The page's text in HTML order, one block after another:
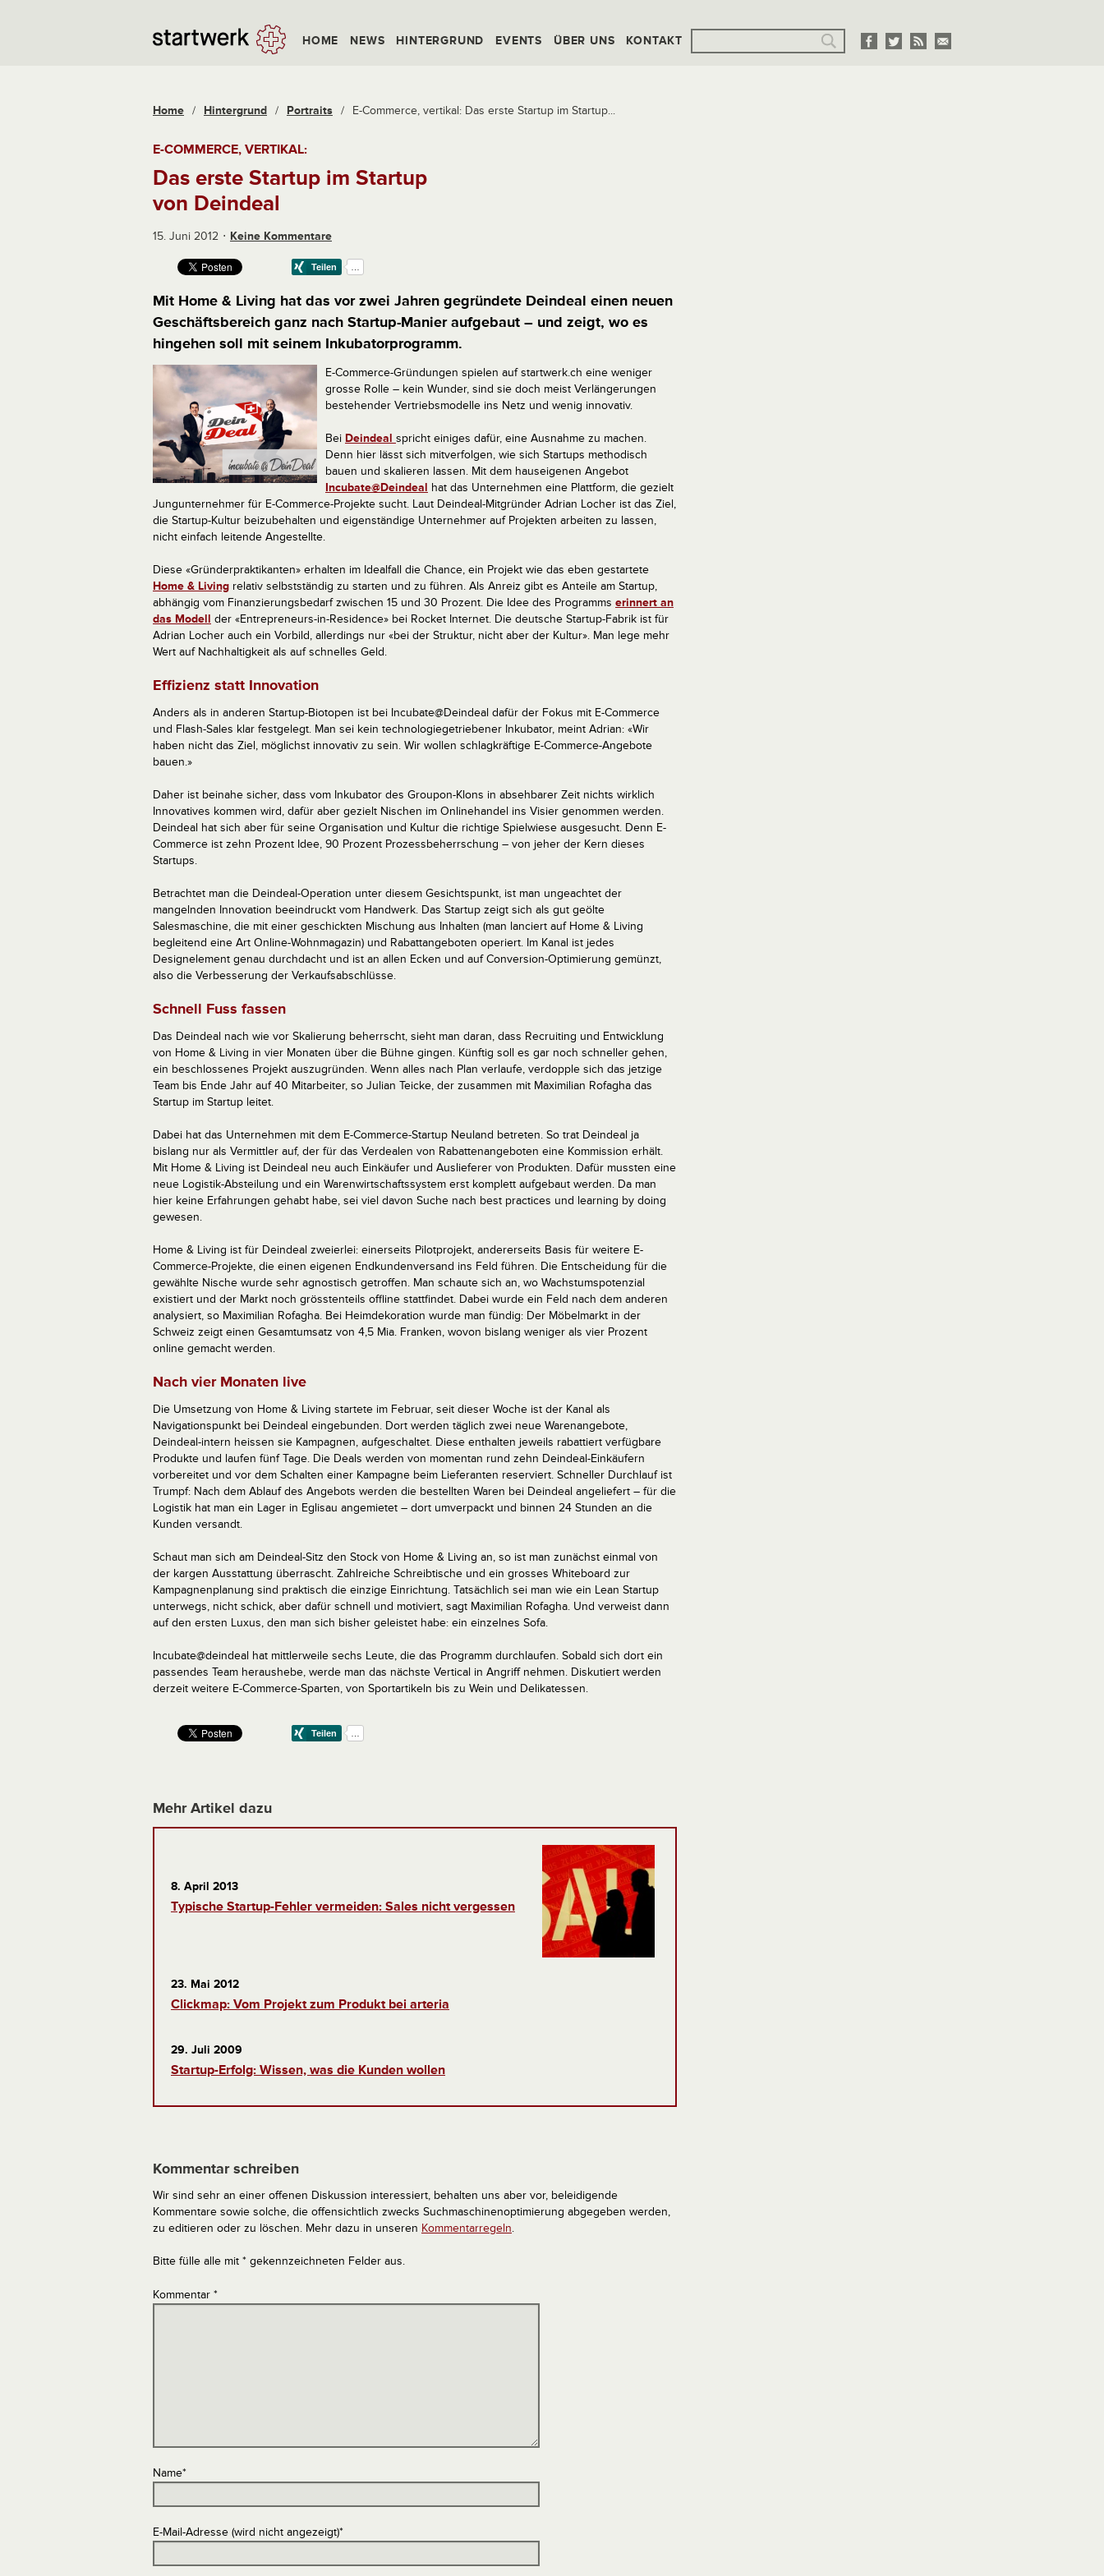
HOME NEWS HINTERGRUND EVENTS ÜBER UNS KONTAKT
Home / Hintergrund / Portraits / E-Commerce, vertikal: Das erste Startup im Startup...
E-COMMERCE, VERTIKAL:
Das erste Startup im Startup
von Deindeal
15. Juni 2012 Keine Kommentare
Mit Home & Living hat das vor zwei Jahren gegründete Deindeal einen neuen
Geschäftsbereich ganz nach Startup-Manier aufgebaut – und zeigt, wo es
hingehen soll mit seinem Inkubatorprogramm.
E-Commerce-Gründungen spielen auf startwerk.ch eine weniger
grosse Rolle – kein Wunder, sind sie doch meist Verlängerungen
bestehender Vertriebsmodelle ins Netz und wenig innovativ.
Bei Deindeal spricht einiges dafür, eine Ausnahme zu machen.
Denn hier lässt sich mitverfolgen, wie sich Startups methodisch
bauen und skalieren lassen. Mit dem hauseigenen Angebot
Incubate@Deindeal hat das Unternehmen eine Plattform, die gezielt
Jungunternehmer für E-Commerce-Projekte sucht. Laut Deindeal-Mitgründer Adrian Locher ist das Ziel,
die Startup-Kultur beizubehalten und eigenständige Unternehmer auf Projekten arbeiten zu lassen,
nicht einfach leitende Angestellte.
Diese «Gründerpraktikanten» erhalten im Idealfall die Chance, ein Projekt wie das eben gestartete
Home & Living relativ selbstständig zu starten und zu führen. Als Anreiz gibt es Anteile am Startup,
abhängig vom Finanzierungsbedarf zwischen 15 und 30 Prozent. Die Idee des Programms erinnert an
das Modell der «Entrepreneurs-in-Residence» bei Rocket Internet. Die deutsche Startup-Fabrik ist für
Adrian Locher auch ein Vorbild, allerdings nur «bei der Struktur, nicht aber der Kultur». Man lege mehr
Wert auf Nachhaltigkeit als auf schnelles Geld.
Effizienz statt Innovation
Anders als in anderen Startup-Biotopen ist bei Incubate@Deindeal dafür der Fokus mit E-Commerce
und Flash-Sales klar festgelegt. Man sei kein technologiegetriebener Inkubator, meint Adrian: «Wir
haben nicht das Ziel, möglichst innovativ zu sein. Wir wollen schlagkräftige E-Commerce-Angebote
bauen.»
Daher ist beinahe sicher, dass vom Inkubator des Groupon-Klons in absehbarer Zeit nichts wirklich
Innovatives kommen wird, dafür aber gezielt Nischen im Onlinehandel ins Visier genommen werden.
Deindeal hat sich aber für seine Organisation und Kultur die richtige Spielwiese ausgesucht. Denn E-
Commerce ist zehn Prozent Idee, 90 Prozent Prozessbeherrschung – von jeher der Kern dieses
Startups.
Betrachtet man die Deindeal-Operation unter diesem Gesichtspunkt, ist man ungeachtet der
mangelnden Innovation beeindruckt vom Handwerk. Das Startup zeigt sich als gut geölte
Salesmaschine, die mit einer geschickten Mischung aus Inhalten (man lanciert auf Home & Living
begleitend eine Art Online-Wohnmagazin) und Rabattangeboten operiert. Im Kanal ist jedes
Designelement genau durchdacht und ist an allen Ecken und auf Conversion-Optimierung gemünzt,
also die Verbesserung der Verkaufsabschlüsse.
Schnell Fuss fassen
Das Deindeal nach wie vor Skalierung beherrscht, sieht man daran, dass Recruiting und Entwicklung
von Home & Living in vier Monaten über die Bühne gingen. Künftig soll es gar noch schneller gehen,
ein beschlossenes Projekt auszugründen. Wenn alles nach Plan verlaufe, verdopple sich das jetzige
Team bis Ende Jahr auf 40 Mitarbeiter, so Julian Teicke, der zusammen mit Maximilian Rofagha das
Startup im Startup leitet.
Dabei hat das Unternehmen mit dem E-Commerce-Startup Neuland betreten. So trat Deindeal ja
bislang nur als Vermittler auf, der für das Verdealen von Rabattenangeboten eine Kommission erhält.
Mit Home & Living ist Deindeal neu auch Einkäufer und Auslieferer von Produkten. Dafür mussten eine
neue Logistik-Absteilung und ein Warenwirtschaftssystem erst komplett aufgebaut werden. Da man
hier keine Erfahrungen gehabt habe, sei viel davon Suche nach best practices und learning by doing
gewesen.
Home & Living ist für Deindeal zweierlei: einerseits Pilotprojekt, andererseits Basis für weitere E-
Commerce-Projekte, die einen eigenen Endkundenversand ins Feld führen. Die Entscheidung für die
gewählte Nische wurde sehr agnostisch getroffen. Man schaute sich an, wo Wachstumspotenzial
existiert und der Markt noch grösstenteils offline stattfindet. Dabei wurde ein Feld nach dem anderen
analysiert, so Maximilian Rofagha. Bei Heimdekoration wurde man fündig: Der Möbelmarkt in der
Schweiz zeigt einen Gesamtumsatz von 4,5 Mia. Franken, wovon bislang weniger als vier Prozent
online gemacht werden.
Nach vier Monaten live
Die Umsetzung von Home & Living startete im Februar, seit dieser Woche ist der Kanal als
Navigationspunkt bei Deindeal eingebunden. Dort werden täglich zwei neue Warenangebote,
Deindeal-intern heissen sie Kampagnen, aufgeschaltet. Diese enthalten jeweils rabattiert verfügbare
Produkte und laufen fünf Tage. Die Deals werden von momentan rund zehn Deindeal-Einkäufern
vorbereitet und vor dem Schalten einer Kampagne beim Lieferanten reserviert. Schneller Durchlauf ist
Trumpf: Nach dem Ablauf des Angebots werden die bestellten Waren bei Deindeal angeliefert – für die
Logistik hat man ein Lager in Eglisau angemietet – dort umverpackt und binnen 24 Stunden an die
Kunden versandt.
Schaut man sich am Deindeal-Sitz den Stock von Home & Living an, so ist man zunächst einmal von
der kargen Ausstattung überrascht. Zahlreiche Schreibtische und ein grosses Whiteboard zur
Kampagnenplanung sind praktisch die einzige Einrichtung. Tatsächlich sei man wie ein Lean Startup
unterwegs, nicht schick, aber dafür schnell und motiviert, sagt Maximilian Rofagha. Und verweist dann
auf den ersten Luxus, den man sich bisher geleistet habe: ein einzelnes Sofa.
Incubate@deindeal hat mittlerweile sechs Leute, die das Programm durchlaufen. Sobald sich dort ein
passendes Team heraushebe, werde man das nächste Vertical in Angriff nehmen. Diskutiert werden
derzeit weitere E-Commerce-Sparten, von Sportartikeln bis zu Wein und Delikatessen.
Mehr Artikel dazu
8. April 2013
Typische Startup-Fehler vermeiden: Sales nicht vergessen
23. Mai 2012
Clickmap: Vom Projekt zum Produkt bei arteria
29. Juli 2009
Startup-Erfolg: Wissen, was die Kunden wollen
Kommentar schreiben
Wir sind sehr an einer offenen Diskussion interessiert, behalten uns aber vor, beleidigende
Kommentare sowie solche, die offensichtlich zwecks Suchmaschinenoptimierung abgegeben werden,
zu editieren oder zu löschen. Mehr dazu in unseren Kommentarregeln.
Bitte fülle alle mit * gekennzeichneten Felder aus.
Kommentar *
Name*
E-Mail-Adresse (wird nicht angezeigt)*